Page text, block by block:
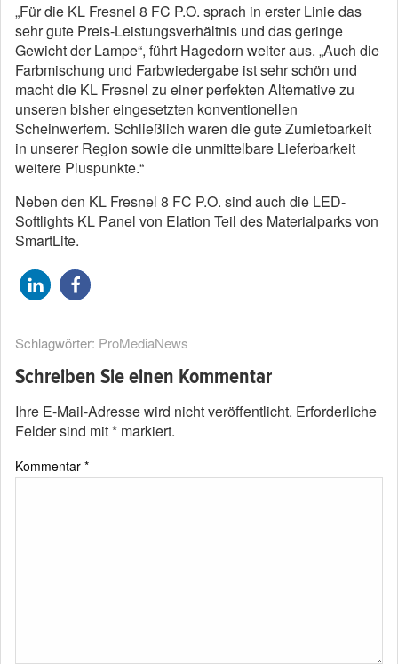
„Für die KL Fresnel 8 FC P.O. sprach in erster Linie das
sehr gute Preis-Leistungsverhältnis und das geringe
Gewicht der Lampe“, führt Hagedorn weiter aus. „Auch die
Farbmischung und Farbwiedergabe ist sehr schön und
macht die KL Fresnel zu einer perfekten Alternative zu
unseren bisher eingesetzten konventionellen
Scheinwerfern. Schließlich waren die gute Zumietbarkeit
in unserer Region sowie die unmittelbare Lieferbarkeit
weitere Pluspunkte.“
Neben den KL Fresnel 8 FC P.O. sind auch die LED-
Softlights KL Panel von Elation Teil des Materialparks von
SmartLite.
Schlagwörter: ProMediaNews
Schreiben Sie einen Kommentar
Ihre E-Mail-Adresse wird nicht veröffentlicht. Erforderliche
Felder sind mit* markiert.
Kommentar *